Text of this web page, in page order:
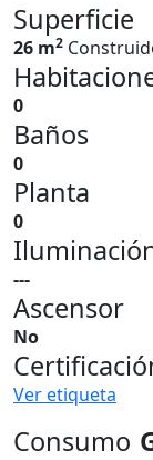
Superficie
26 m2
0
Baños
0
Planta
0
---
Ascensor
No
Ver etiqueta
Consumo